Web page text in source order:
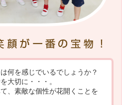
何を感じでいるでしょうか？
大切に・・・。
、素敵な個性が花開くことを